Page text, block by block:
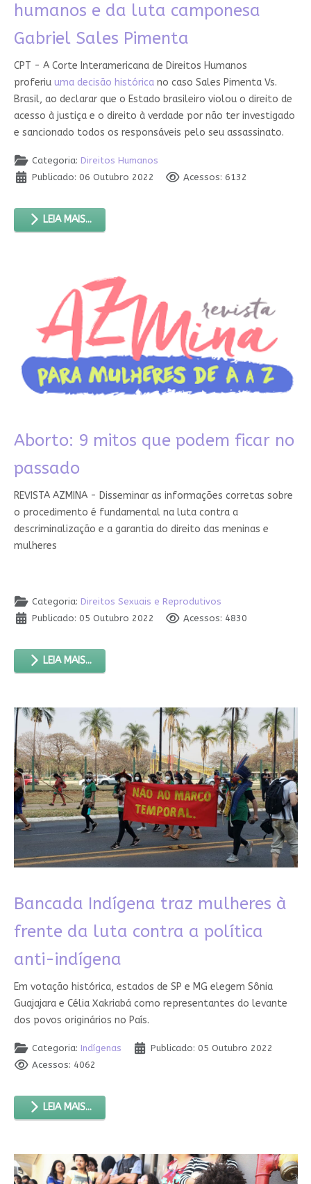
humanos e da luta camponesa
Gabriel Sales Pimenta
CPT - A Corte Interamericana de Direitos Humanos
proferiu uma decisão históricano caso Sales Pimenta Vs.
Brasil, ao declarar que o Estado brasileiro violou o direito de
acesso à justiça e o direito à verdade por não ter investigado
e sancionado todos os responsáveis pelo seu assassinato.
Categoria: Direitos Humanos
Publicado: 06 Outubro 2022
Acessos: 6132
LEIA MAIS...
Aborto: 9 mitos que podem ficar no
passado
REVISTA AZMINA - Disseminar as informações corretas sobre
o procedimento é fundamental na luta contra a
descriminalização e a garantia do direito das meninas e
mulheres
Categoria: Direitos Sexuais e Reprodutivos
Publicado: 05 Outubro 2022
Acessos: 4830
LEIA MAIS...
Bancada Indígena traz mulheres à
frente da luta contra a política
anti-indígena
Em votação histórica, estados de SP e MG elegem Sônia
Guajajara e Célia Xakriabá como representantes do levante
dos povos originários no País.
Categoria: Indígenas
Publicado: 05 Outubro 2022
Acessos: 4062
LEIA MAIS...